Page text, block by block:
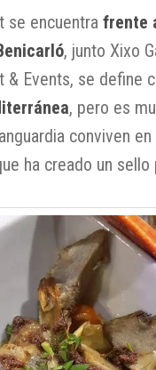
se encuentra frente
, junto Xixo
& Events, se define
, pero es
conviven
ha creado un sello